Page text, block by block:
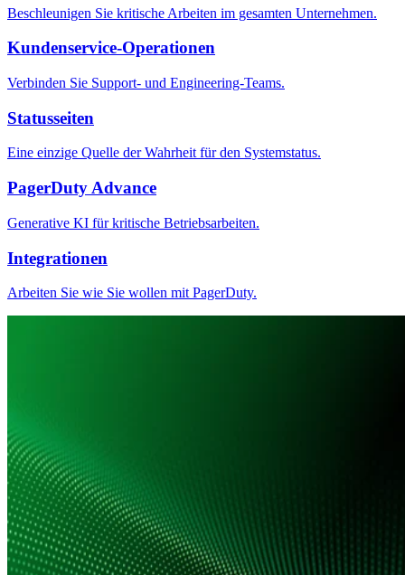
Beschleunigen Sie kritische Arbeiten im gesamten Unternehmen.
Kundenservice-Operationen
Verbinden Sie Support- und Engineering-Teams.
Statusseiten
Eine einzige Quelle der Wahrheit für den Systemstatus.
PagerDuty Advance
Generative KI für kritische Betriebsarbeiten.
Integrationen
Arbeiten Sie wie Sie wollen mit PagerDuty.